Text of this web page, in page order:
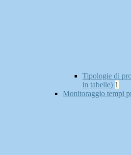
Tipologie di
in tabelle) 1
Monitoraggio tempi